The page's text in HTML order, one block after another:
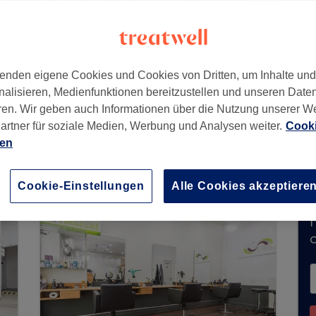
81667
derzeit keine Buchungen über Treatwell
Salons in Ihrer Nähe zu finden.
eigene Cookies und Cookies von Dritten, um Inhalte
Medienfunktionen bereitzustellen und unseren
Wir geben auch Informationen über die Nutzung unserer
für soziale Medien, Werbung und Analysen weiter.
Cookie-Einstellungen Alle Cookies